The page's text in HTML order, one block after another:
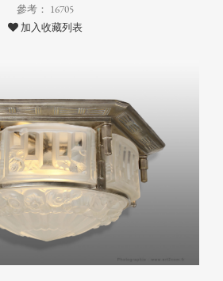
參考： 16705
加入收藏列表